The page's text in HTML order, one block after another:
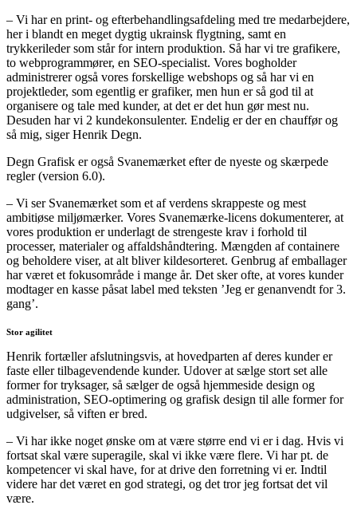
– Vi har en print- og efterbehandlingsafdeling med tre medarbejdere,
her i blandt en meget dygtig ukrainsk flygtning, samt en
trykkerileder som står for intern produktion. Så har vi tre grafikere,
to webprogrammører, en SEO-specialist. Vores bogholder
administrerer også vores forskellige webshops og så har vi en
projektleder, som egentlig er grafiker, men hun er så god til at
organisere og tale med kunder, at det er det hun gør mest nu.
Desuden har vi 2 kundekonsulenter. Endelig er der en chauffør og
så mig, siger Henrik Degn.
Degn Grafisk er også Svanemærket efter de nyeste og skærpede
regler (version 6.0).
– Vi ser Svanemærket som et af verdens skrappeste og mest
ambitiøse miljømærker. Vores Svanemærke-licens dokumenterer, at
vores produktion er underlagt de strengeste krav i forhold til
processer, materialer og affaldshåndtering. Mængden af containere
og beholdere viser, at alt bliver kildesorteret. Genbrug af emballager
har været et fokusområde i mange år. Det sker ofte, at vores kunder
modtager en kasse påsat label med teksten ’Jeg er genanvendt for 3.
gang’.
Stor agilitet
Henrik fortæller afslutningsvis, at hovedparten af deres kunder er
faste eller tilbagevendende kunder. Udover at sælge stort set alle
former for tryksager, så sælger de også hjemmeside design og
administration, SEO-optimering og grafisk design til alle former for
udgivelser, så viften er bred.
– Vi har ikke noget ønske om at være større end vi er i dag. Hvis vi
fortsat skal være superagile, skal vi ikke være flere. Vi har pt. de
kompetencer vi skal have, for at drive den forretning vi er. Indtil
videre har det været en god strategi, og det tror jeg fortsat det vil
være.